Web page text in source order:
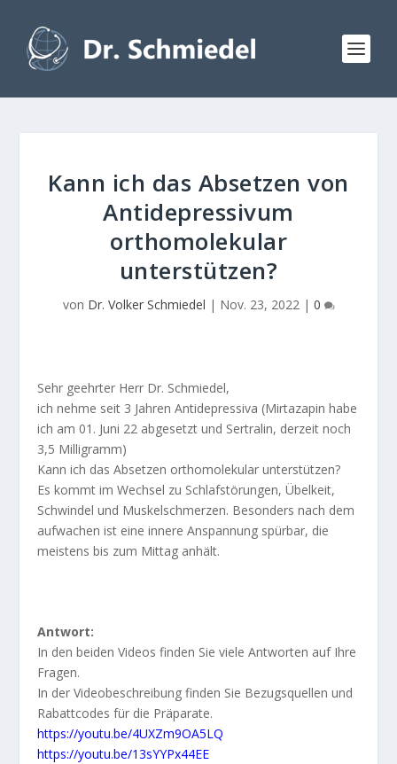
Kann ich das Absetzen von
Antidepressivum
orthomolekular
unterstützen?
von Dr. Volker Schmiedel | Nov. 23, 2022| 0
Sehr geehrter Herr Dr. Schmiedel,
ich nehme seit 3 Jahren Antidepressiva (Mirtazapin habe
ich am 01. Juni 22 abgesetzt und Sertralin, derzeit noch
3,5 Milligramm)
Kann ich das Absetzen orthomolekular unterstützen?
Es kommt im Wechsel zu Schlafstörungen, Übelkeit,
Schwindel und Muskelschmerzen. Besonders nach dem
aufwachen ist eine innere Anspannung spürbar, die
meistens bis zum Mittag anhält.
Antwort:
In den beiden Videos finden Sie viele Antworten auf Ihre
Fragen.
In der Videobeschreibung finden Sie Bezugsquellen und
Rabattcodes für die Präparate.
https://youtu.be/4UXZm9OA5LQ
https://youtu.be/13sYYPx44EE